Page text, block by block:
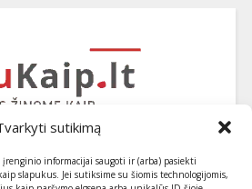
sutikimą
informacijai saugoti ir (arba) pasiekti
slapukus. Jei sutiksime su šiomis technologijomis,